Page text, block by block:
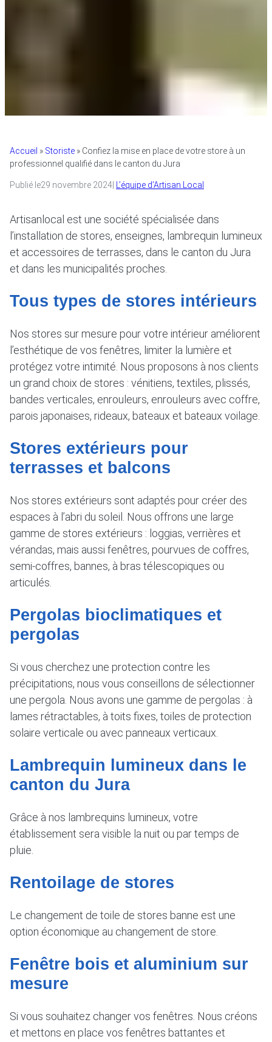
Accueil » Storiste » Confiez la mise en place de votre store à un
professionnel qualifié dans le canton du Jura
Publié le29 novembre 2024 L’équipe d’Artisan Local
Artisanlocal est une société spécialisée dans
l’installation de stores, enseignes, lambrequin lumineux
et accessoires de terrasses, dans le canton du Jura
et dans les municipalités proches.
Tous types de stores intérieurs
Nos stores sur mesure pour votre intérieur améliorent
l’esthétique de vos fenêtres, limiter la lumière et
protégez votre intimité. Nous proposons à nos clients
un grand choix de stores : vénitiens, textiles, plissés,
bandes verticales, enrouleurs, enrouleurs avec coffre,
parois japonaises, rideaux, bateaux et bateaux voilage.
Stores extérieurs pour
terrasses et balcons
Nos stores extérieurs sont adaptés pour créer des
espaces à l’abri du soleil. Nous offrons une large
gamme de stores extérieurs : loggias, verrières et
vérandas, mais aussi fenêtres, pourvues de coffres,
semi-coffres, bannes, à bras télescopiques ou
articulés.
Pergolas bioclimatiques et
pergolas
Si vous cherchez une protection contre les
précipitations, nous vous conseillons de sélectionner
une pergola. Nous avons une gamme de pergolas : à
lames rétractables, à toits fixes, toiles de protection
solaire verticale ou avec panneaux verticaux.
Lambrequin lumineux dans le
canton du Jura
Grâce à nos lambrequins lumineux, votre
établissement sera visible la nuit ou par temps de
pluie.
Rentoilage de stores
Le changement de toile de stores banne est une
option économique au changement de store.
Fenêtre bois et aluminium sur
mesure
Si vous souhaitez changer vos fenêtres. Nous créons
et mettons en place vos fenêtres battantes et